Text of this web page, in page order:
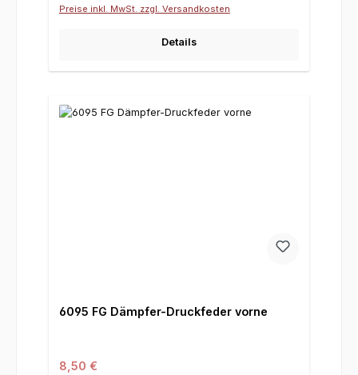
Preise inkl. MwSt. zzgl. Versandkosten
Details
6095 FG Dämpfer-Druckfeder vorne
Regulärer Preis:
8,50 €